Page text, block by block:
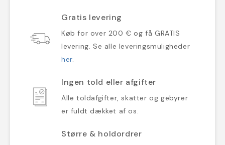
Gratis levering
Køb for over 200 € og få GRATIS
levering. Se alle leveringsmuligheder
her.
Ingen told eller afgifter
Alle toldafgifter, skatter og gebyrer
er fuldt dækket af os.
Større & holdordrer